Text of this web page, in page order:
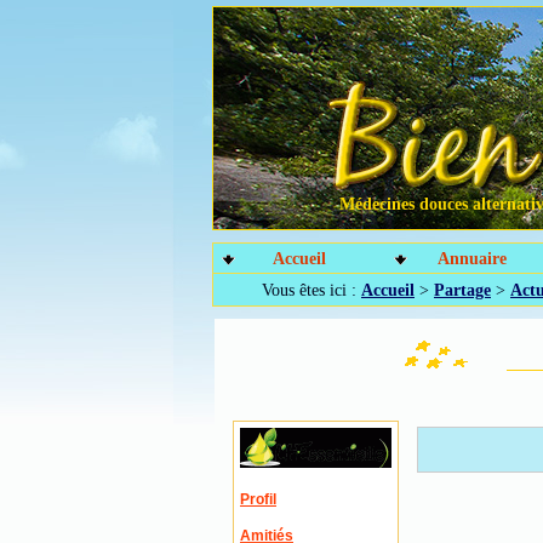
Médecines douces
Accueil Annuaire
Vous êtes ici : Accueil > Partage >
Profil
Amitiés